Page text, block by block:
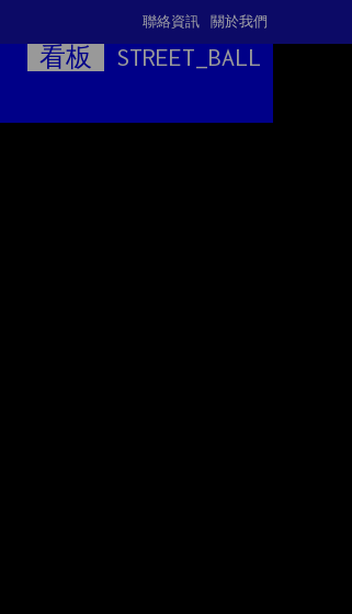
關於我們
聯絡資訊
看板
STREET_BALL